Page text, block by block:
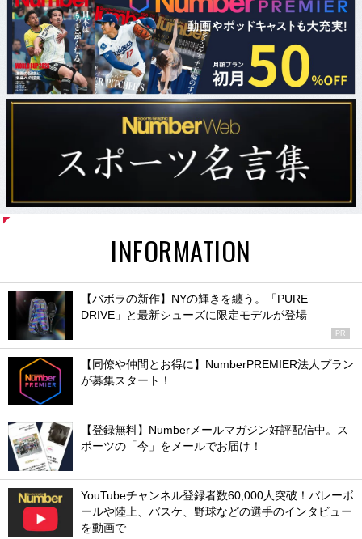
INFORMATION
【バボラの新作】NYの輝きを纏う。「PURE
DRIVE」と最新シューズに限定モデルが登場
PR
【同僚や仲間とお得に】NumberPREMIER法人プラン
が募集スタート！
【登録無料】Numberメールマガジン好評配信中。ス
ポーツの「今」をメールでお届け！
YouTubeチャンネル登録者数60,000人突破！バレーボ
ールや陸上、バスケ、野球などの選手のインタビュー
を動画で